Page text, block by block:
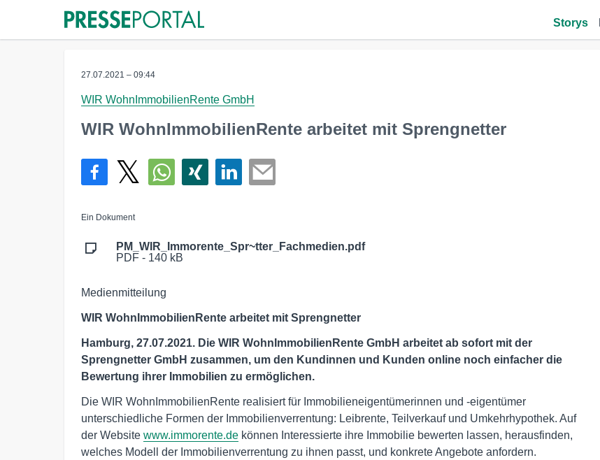
Storys
27.07.2021 – 09:44
WIR WohnImmobilienRente GmbH
WIR WohnImmobilienRente arbeitet mit Sprengnetter
Ein Dokument
PM_WIR_Immorente_Spr~tter_Fachmedien.pdf
PDF - 140 kB
Medienmitteilung
WIR WohnImmobilienRente arbeitet mit Sprengnetter
Hamburg, 27.07.2021. Die WIR WohnImmobilienRente GmbH arbeitet ab sofort mit der
Sprengnetter GmbH zusammen, um den Kundinnen und Kunden online noch einfacher die
Bewertung ihrer Immobilien zu ermöglichen.
Die WIR WohnImmobilienRente realisiert für Immobilieneigentümerinnen und -eigentümer
unterschiedliche Formen der Immobilienverrentung: Leibrente, Teilverkauf und Umkehrhypothek. Auf
der Website www.immorente.de können Interessierte ihre Immobilie bewerten lassen, herausfinden,
welches Modell der Immobilienverrentung zu ihnen passt, und konkrete Angebote anfordern.